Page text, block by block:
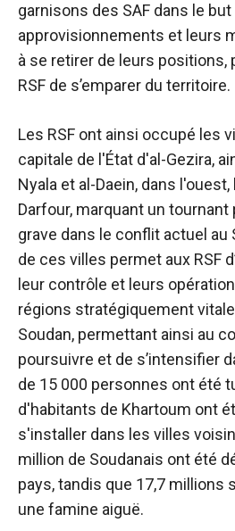
garnisons des SAF dans le but
approvisionnements et leurs
à se retirer de leurs positions,
RSF de s’emparer du territoire.
Les RSF ont ainsi occupé les
capitale de l'État d'al-Gezira,
Nyala et al-Daein, dans
Darfour, marquant un
grave dans le conflit actuel au
de ces villes permet aux RSF
leur contrôle et leurs
régions stratégiquement
Soudan, permettant ainsi au
poursuivre et de s’intensifier
de 15 000 personnes ont été
d'habitants de Khartoum ont
s'installer dans les villes
million de Soudanais ont été
pays, tandis que 17,7 millions
une famine aiguë.